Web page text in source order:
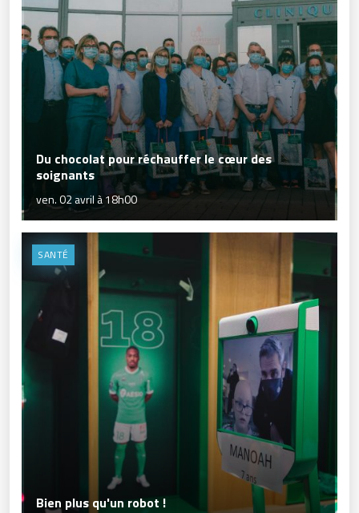
Du chocolat pour réchauffer le cœur des
soignants
ven. 02 avril à 18h00
SANTÉ
Bien plus qu'un robot !